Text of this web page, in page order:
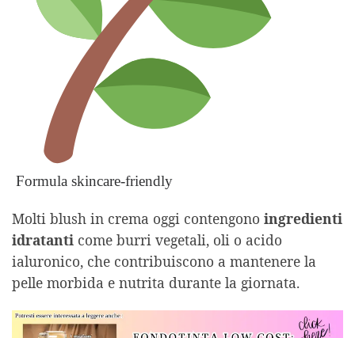
Formula skincare-friendly
Molti blush in crema oggi contengono ingredienti
idratanti come burri vegetali, oli o acido
ialuronico, che contribuiscono a mantenere la
pelle morbida e nutrita durante la giornata.